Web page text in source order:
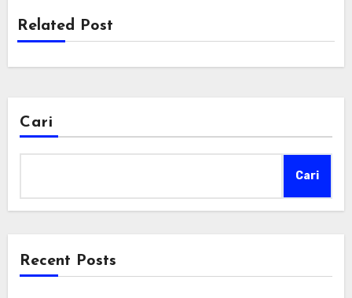
Related Post
Cari
Cari
Recent Posts